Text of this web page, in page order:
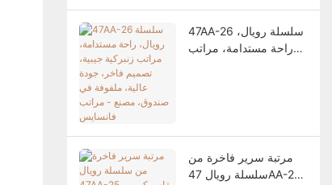
مرتبة فانسايس
47AA-26 سلسلة رويال،
راحة مستدامة، مراتب
مرتبة سرير فاخرة من
سلسلة رويال 47AA-25،